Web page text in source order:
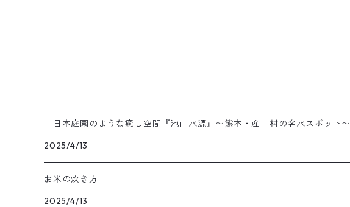
日本庭園のような癒し空間『池山水源』〜熊本・産山村の名水スポット〜
2025/4/13
お米の炊き方
2025/4/13